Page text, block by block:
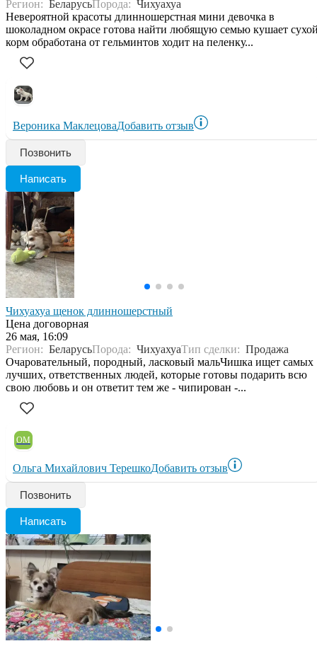
Регион: БеларусьПорода: Чихуахуа
Невероятной красоты длинношерстная мини девочка в
шоколадном окрасе готова найти любящую семью кушает
корм обработана от гельминтов ходит на пеленку...
Вероника МаклецоваДобавить отзыв
Позвонить
Написать
Чихуахуа щенок длинношерстный
Цена договорная
26 мая, 16:09
Регион: БеларусьПорода: ЧихуахуаТип сделки: Продажа
Очаровательный, породный, ласковый мальЧишка ищет самых
лучших, ответственных людей, которые готовы подарить всю
свою любовь и он ответит тем же - чипирован -...
ОМ
Ольга Михайлович ТерешкоДобавить отзыв
Позвонить
Написать